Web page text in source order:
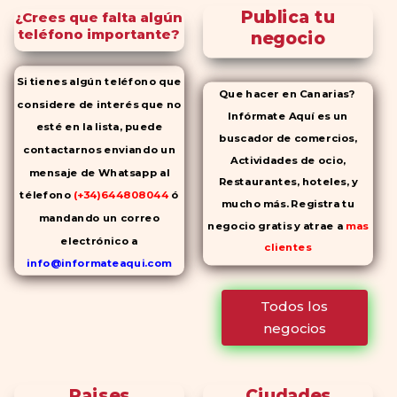
¿Crees que falta algún
teléfono importante?
Si tienes algún teléfono que
considere de interés que no
esté en la lista, puede
contactarnos enviando un
mensaje de Whatsapp al
télefono (+34)644808044 ó
mandando un correo
electrónico a
info@informateaqui.com
Mientras que antes la
Publica tu
negocio
Que hacer en Canarias?
Infórmate Aquí es un
buscador de comercios,
Actividades de ocio,
Restaurantes, hoteles, y
mucho más. Registra tu
negocio gratis y atrae a mas
clientes
Todos los
negocios